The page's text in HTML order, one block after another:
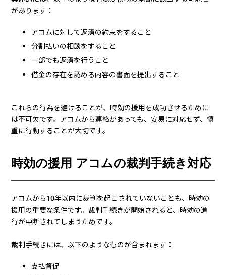
があります：
アコムに対して返済の約束をすること
分割払いの相談をすること
一部でも返済を行うこと
借金の存在を認める内容の書面を提出すること
これらの行為を避けることが、時効の援用を成功させるために
は不可欠です。アコムから連絡があっても、安易に対応せず、慎
重に行動することが大切です。
時効の援用 アコムの裁判手続き対応
アコムから10年以内に裁判を起こされていないことも、時効の
援用の重要な条件です。裁判手続きが開始されると、時効の進
行が中断されてしまうためです。
裁判手続きには、以下のようなものが含まれます：
支払督促